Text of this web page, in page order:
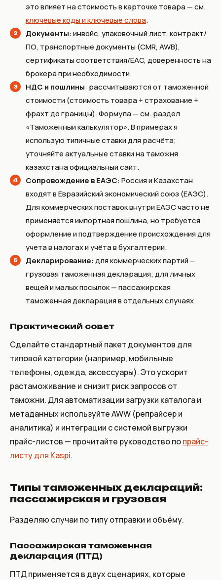
это влияет на стоимость в карточке товара — см.
ключевые коды и ключевые слова.
Документы: инвойс, упаковочный лист, контракт/
ПО, транспортные документы (CMR, AWB),
сертификаты соответствия/EAC, доверенность на
брокера при необходимости.
НДС и пошлины: рассчитываются от таможенной
стоимости (стоимость товара + страхование +
фрахт до границы). Формула — см. раздел
«Таможенный калькулятор». В примерах я
использую типичные ставки для расчёта;
уточняйте актуальные ставки на таможня
казахстана официальный сайт.
Сопровождение в ЕАЭС: Россия и Казахстан
входят в Евразийский экономический союз (ЕАЭС).
Для коммерческих поставок внутри ЕАЭС часто не
применяется импортная пошлина, но требуется
оформление и подтверждение происхождения для
учета в налогах и учёта в бухгалтерии.
Декларирование: для коммерческих партий —
грузовая таможенная декларация; для личных
вещей и малых посылок — пассажирская
таможенная декларация в отдельных случаях.
Практический совет
Сделайте стандартный пакет документов для
типовой категории (например, мобильные
телефоны, одежда, аксессуары). Это ускорит
растаможивание и снизит риск запросов от
таможни. Для автоматизации загрузки каталога и
метаданных используйте AWW (репрайсер и
аналитика) и интеграции с системой выгрузки
прайс-листов — прочитайте руководство попрайс-
листу для Kaspi.
Типы таможенных деклараций:
пассажирская и грузовая
Разделяю случаи по типу отправки и объёму.
Пассажирская таможенная
декларация (ПТД)
ПТД применяется в двух сценариях, которые